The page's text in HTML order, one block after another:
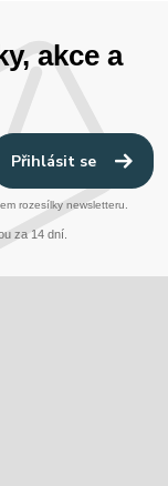
akce a
Přihlásit se
rozesílky newsletteru.
za 14 dní.